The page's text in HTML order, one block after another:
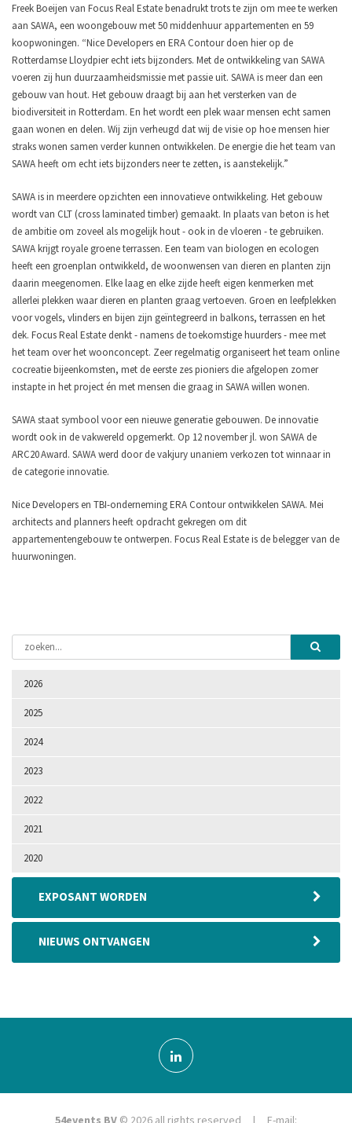
2026
2025
2024
2023
2022
2021
2020
EXPOSANT WORDEN
NIEUWS ONTVANGEN
Freek Boeijen van Focus Real Estate benadrukt trots te zijn om mee te werken
aan SAWA, een woongebouw met 50 middenhuur appartementen en 59
koopwoningen. “Nice Developers en ERA Contour doen hier op de
Rotterdamse Lloydpier echt iets bijzonders. Met de ontwikkeling van SAWA
voeren zij hun duurzaamheidsmissie met passie uit. SAWA is meer dan een
gebouw van hout. Het gebouw draagt bij aan het versterken van de
biodiversiteit in Rotterdam. En het wordt een plek waar mensen echt samen
gaan wonen en delen. Wij zijn verheugd dat wij de visie op hoe mensen hier
straks wonen samen verder kunnen ontwikkelen. De energie die het team van
SAWA heeft om echt iets bijzonders neer te zetten, is aanstekelijk.”
SAWA is in meerdere opzichten een innovatieve ontwikkeling. Het gebouw
wordt van CLT (cross laminated timber) gemaakt. In plaats van beton is het
de ambitie om zoveel als mogelijk hout - ook in de vloeren - te gebruiken.
SAWA krijgt royale groene terrassen. Een team van biologen en ecologen
heeft een groenplan ontwikkeld, de woonwensen van dieren en planten zijn
daarin meegenomen. Elke laag en elke zijde heeft eigen kenmerken met
allerlei plekken waar dieren en planten graag vertoeven. Groen en leefplekken
voor vogels, vlinders en bijen zijn geïntegreerd in balkons, terrassen en het
dek. Focus Real Estate denkt - namens de toekomstige huurders - mee met
het team over het woonconcept. Zeer regelmatig organiseert het team online
cocreatie bijeenkomsten, met de eerste zes pioniers die afgelopen zomer
instapte in het project én met mensen die graag in SAWA willen wonen.
SAWA staat symbool voor een nieuwe generatie gebouwen. De innovatie
wordt ook in de vakwereld opgemerkt. Op 12 november jl. won SAWA de
ARC20 Award. SAWA werd door de vakjury unaniem verkozen tot winnaar in
de categorie innovatie.
Nice Developers en TBI-onderneming ERA Contour ontwikkelen SAWA. Mei
architects and planners heeft opdracht gekregen om dit
appartementengebouw te ontwerpen. Focus Real Estate is de belegger van de
huurwoningen.
54events BV © 2026 all rights reserved | E-mail: